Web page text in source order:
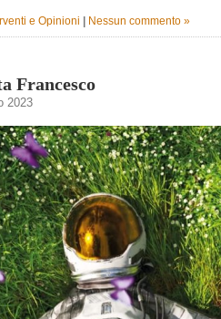
e Opinioni Nessun commento »
Francesco
2023